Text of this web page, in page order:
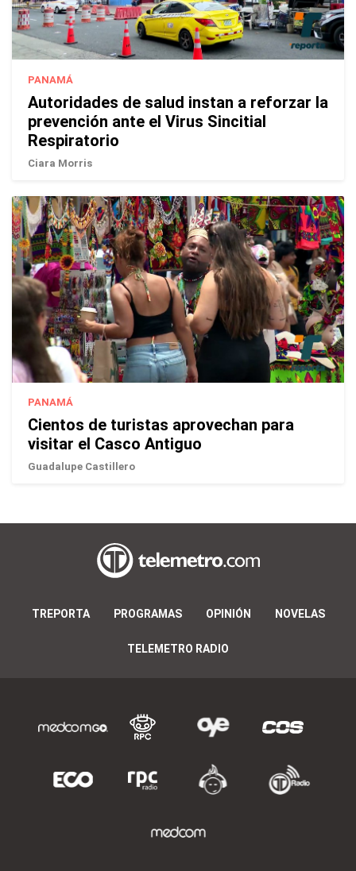
PANAMÁ
Autoridades de salud instan a reforzar la
prevención ante el Virus Sincitial
Respiratorio
Ciara Morris
PANAMÁ
Cientos de turistas aprovechan para
visitar el Casco Antiguo
Guadalupe Castillero
TREPORTA PROGRAMAS OPINIÓN NOVELAS
TELEMETRO RADIO